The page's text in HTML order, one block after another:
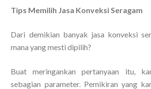
Tips Memilih Jasa Konveksi Seragam
Dari demikian banyak jasa konveksi
mana yang mesti dipilih?
Buat meringankan pertanyaan itu,
sebagian parameter. Pemikiran yang